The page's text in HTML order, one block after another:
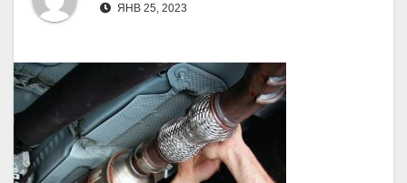
ЯНВ 25, 2023